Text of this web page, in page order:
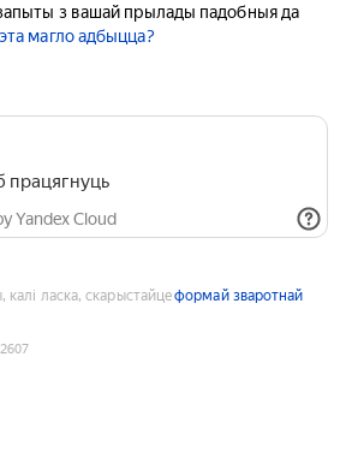
з вашай прылады падобныя да
магло адбыцца?
працягнуць
Yandex Cloud
калі ласка, скарыстайцеформай зваротнай